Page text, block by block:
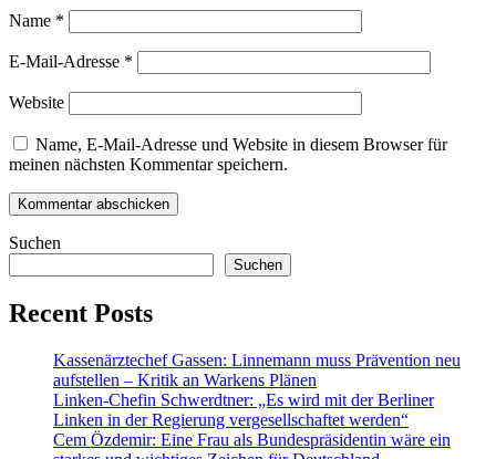
Name *
E-Mail-Adresse *
Website
Name, E-Mail-Adresse und Website in diesem Browser für
meinen nächsten Kommentar speichern.
Suchen
Suchen
Recent Posts
Kassenärztechef Gassen: Linnemann muss Prävention neu
aufstellen – Kritik an Warkens Plänen
Linken-Chefin Schwerdtner: „Es wird mit der Berliner
Linken in der Regierung vergesellschaftet werden“
Cem Özdemir: Eine Frau als Bundespräsidentin wäre ein